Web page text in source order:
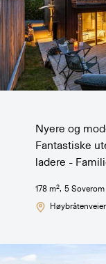
Nyere og
Fantastiske
ladere -
178 m2, 5Soverom